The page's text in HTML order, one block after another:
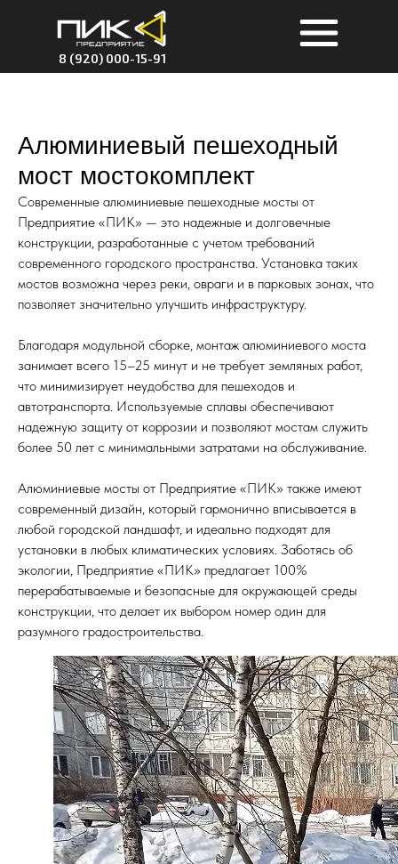
8 (920) 000-15-91
Алюминиевый пешеходный
мост мостокомплект
Современные алюминиевые пешеходные мосты от
Предприятие «ПИК» — это надежные и долговечные
конструкции, разработанные с учетом требований
современного городского пространства. Установка таких
мостов возможна через реки, овраги и в парковых зонах, что
позволяет значительно улучшить инфраструктуру.
Благодаря модульной сборке, монтаж алюминиевого моста
занимает всего 15–25 минут и не требует земляных работ,
что минимизирует неудобства для пешеходов и
автотранспорта. Используемые сплавы обеспечивают
надежную защиту от коррозии и позволяют мостам служить
более 50 лет с минимальными затратами на обслуживание.
Алюминиевые мосты от Предприятие «ПИК» также имеют
современный дизайн, который гармонично вписывается в
любой городской ландшафт, и идеально подходят для
установки в любых климатических условиях. Заботясь об
экологии, Предприятие «ПИК» предлагает 100%
перерабатываемые и безопасные для окружающей среды
конструкции, что делает их выбором номер один для
разумного градостроительства.